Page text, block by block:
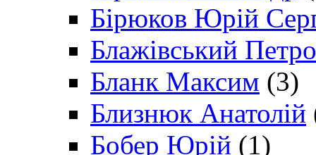
Бірюков Юрій
Блажівський Петро
Бланк Максим (3)
Близнюк Анатолій
Бобер Юрій (1)